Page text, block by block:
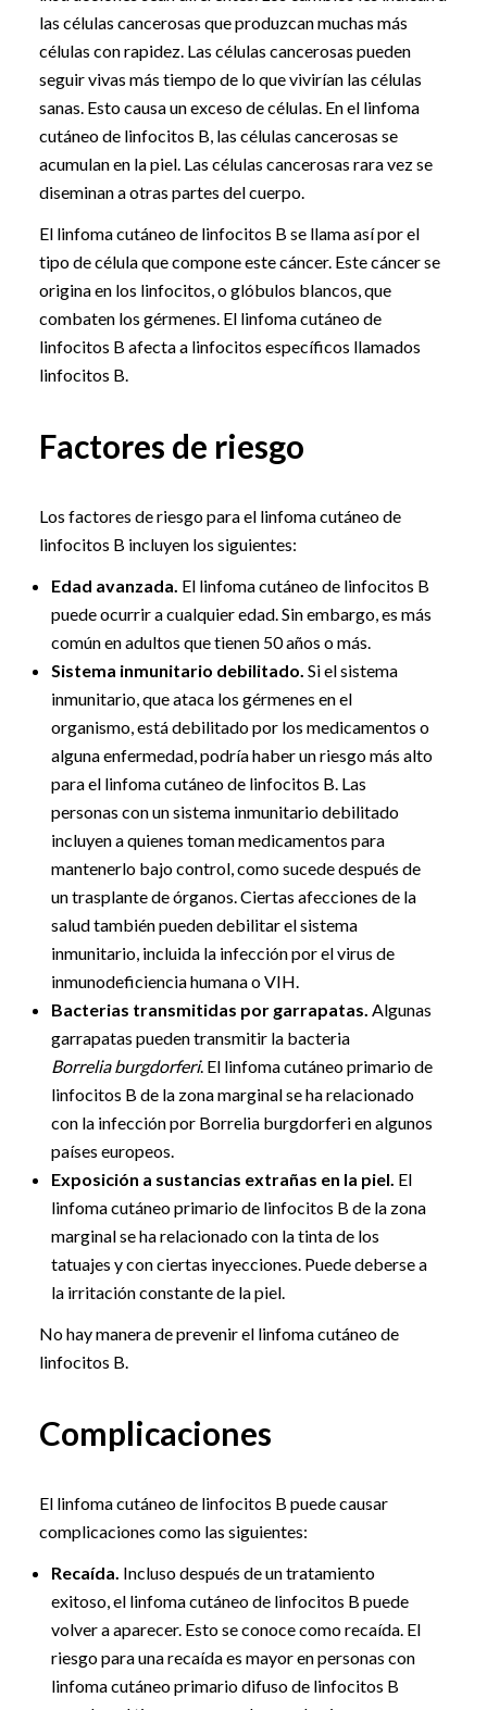
las células cancerosas que produzcan muchas más
células con rapidez. Las células cancerosas pueden
seguir vivas más tiempo de lo que vivirían las células
sanas. Esto causa un exceso de células. En el linfoma
cutáneo de linfocitos B, las células cancerosas se
acumulan en la piel. Las células cancerosas rara vez se
diseminan a otras partes del cuerpo.
El linfoma cutáneo de linfocitos B se llama así por el
tipo de célula que compone este cáncer. Este cáncer se
origina en los linfocitos, o glóbulos blancos, que
combaten los gérmenes. El linfoma cutáneo de
linfocitos B afecta a linfocitos específicos llamados
linfocitos B.
Factores de riesgo
Los factores de riesgo para el linfoma cutáneo de
linfocitos B incluyen los siguientes:
Edad avanzada. El linfoma cutáneo de linfocitos B
puede ocurrir a cualquier edad. Sin embargo, es más
común en adultos que tienen 50 años o más.
Sistema inmunitario debilitado. Si el sistema
inmunitario, que ataca los gérmenes en el
organismo, está debilitado por los medicamentos o
alguna enfermedad, podría haber un riesgo más alto
para el linfoma cutáneo de linfocitos B. Las
personas con un sistema inmunitario debilitado
incluyen a quienes toman medicamentos para
mantenerlo bajo control, como sucede después de
un trasplante de órganos. Ciertas afecciones de la
salud también pueden debilitar el sistema
inmunitario, incluida la infección por el virus de
inmunodeficiencia humana o VIH.
Bacterias transmitidas por garrapatas. Algunas
garrapatas pueden transmitir la bacteria
Borrelia burgdorferi. El linfoma cutáneo primario de
linfocitos B de la zona marginal se ha relacionado
con la infección por Borrelia burgdorferi en algunos
países europeos.
Exposición a sustancias extrañas en la piel. El
linfoma cutáneo primario de linfocitos B de la zona
marginal se ha relacionado con la tinta de los
tatuajes y con ciertas inyecciones. Puede deberse a
la irritación constante de la piel.
No hay manera de prevenir el linfoma cutáneo de
linfocitos B.
Complicaciones
El linfoma cutáneo de linfocitos B puede causar
complicaciones como las siguientes:
Recaída. Incluso después de un tratamiento
exitoso, el linfoma cutáneo de linfocitos B puede
volver a aparecer. Esto se conoce como recaída. El
riesgo para una recaída es mayor en personas con
linfoma cutáneo primario difuso de linfocitos B